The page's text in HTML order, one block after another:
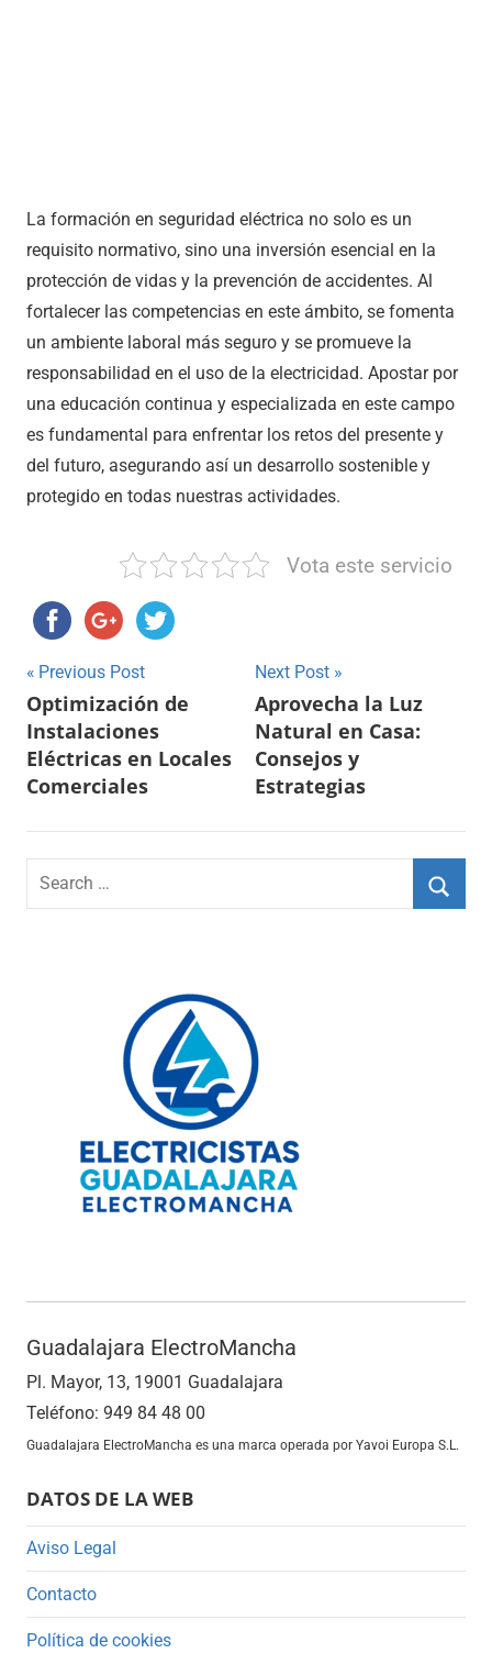
La formación en seguridad eléctrica no solo es un
requisito normativo, sino una inversión esencial en la
protección de vidas y la prevención de accidentes. Al
fortalecer las competencias en este ámbito, se fomenta
un ambiente laboral más seguro y se promueve la
responsabilidad en el uso de la electricidad. Apostar por
una educación continua y especializada en este campo
es fundamental para enfrentar los retos del presente y
del futuro, asegurando así un desarrollo sostenible y
protegido en todas nuestras actividades.
Vota este servicio
Navegación
de
entradas
Previous Post
Optimización de
Instalaciones
Eléctricas en Locales
Comerciales
Next Post
Aprovecha la Luz
Natural en Casa:
Consejos y
Estrategias
Search
for:
Guadalajara ElectroMancha
Pl. Mayor, 13, 19001 Guadalajara
Teléfono: 949 84 48 00
Guadalajara ElectroMancha es una marca operada por Yavoi Europa S.L.
DATOS DE LA WEB
Aviso Legal
Contacto
Política de cookies